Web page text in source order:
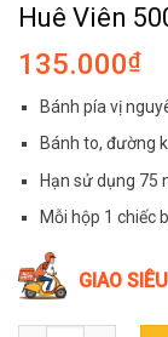
Huê Viên
135.000₫
Bánh pía vị
Bánh to, đường
Hạn sử dụng 75
Mỗi hộp 1 chiếc
GIAO